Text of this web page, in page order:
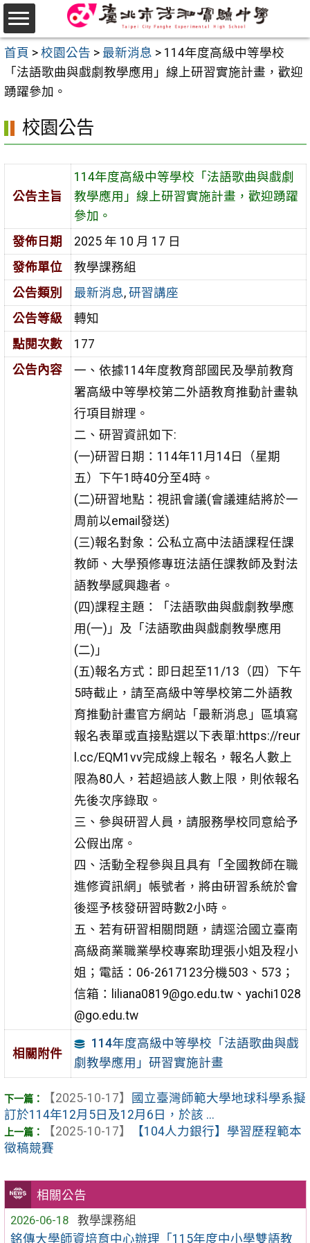
跳
至
主
內
首頁 > 校園公告 > 最新消息 > 114年度高級中等學校
「法語歌曲與戲劇教學應用」線上研習實施計畫，歡迎
踴躍參加。
相關公告
2026-06-18
教學課務組
銘傳大學師資培育中心辦理「115年度中小學雙語教
校園公告
公告主旨
114年度高級中等學校「法語歌曲與戲劇
教學應用」線上研習實施計畫，歡迎踴躍
參加。
發佈日期
2025 年 10 月 17 日
發佈單位
教學課務組
公告類別
最新消息, 研習講座
公告等級
轉知
點閱次數
177
公告內容
一、依據114年度教育部國民及學前教育
署高級中等學校第二外語教育推動計畫執
行項目辦理。
二、研習資訊如下:
(一)研習日期：114年11月14日（星期
五）下午1時40分至4時。
(二)研習地點：視訊會議(會議連結將於一
周前以email發送)
(三)報名對象：公私立高中法語課程任課
教師、大學預修專班法語任課教師及對法
語教學感興趣者。
(四)課程主題：「法語歌曲與戲劇教學應
用(一)」及「法語歌曲與戲劇教學應用
(二)」
(五)報名方式：即日起至11/13（四）下午
5時截止，請至高級中等學校第二外語教
育推動計畫官方網站「最新消息」區填寫
報名表單或直接點選以下表單:https://reur
l.cc/EQM1vv完成線上報名，報名人數上
限為80人，若超過該人數上限，則依報名
先後次序錄取。
三、參與研習人員，請服務學校同意給予
公假出席。
四、活動全程參與且具有「全國教師在職
進修資訊網」帳號者，將由研習系統於會
後逕予核發研習時數2小時。
五、若有研習相關問題，請逕洽國立臺南
高級商業職業學校專案助理張小姐及程小
姐；電話：06-2617123分機503、573；
信箱：liliana0819@go.edu.tw、yachi1028
@go.edu.tw
相關附件
114年度高級中等學校「法語歌曲與戲
劇教學應用」研習實施計畫
【2025-10-17】
國立臺灣師範大學地球科學系擬
訂於114年12月5日及12月6日，於該 ...
【2025-10-17】
【104人力銀行】學習歷程範本
徵稿競賽
選
單